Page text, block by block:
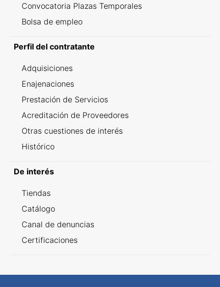
Convocatoria Plazas Temporales
Bolsa de empleo
Perfil del contratante
Adquisiciones
Enajenaciones
Prestación de Servicios
Acreditación de Proveedores
Otras cuestiones de interés
Histórico
De interés
Tiendas
Catálogo
Canal de denuncias
Certificaciones